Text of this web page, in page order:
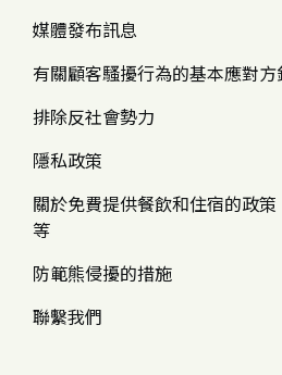
媒體發布訊息
有關顧客騷擾行為的基本應對方
排除反社會勢力
隱私政策
關於免費提供餐飲和住宿的政
等
防範熊侵擾的措施
聯繫我們